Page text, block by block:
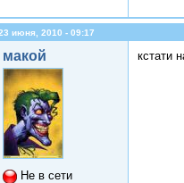
июня, 2010 - 09:17
макой
Не в сети
кстати